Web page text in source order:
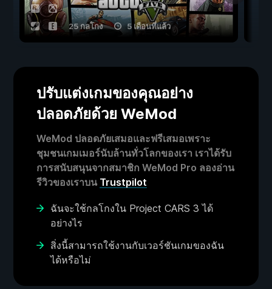
25 กลโกง 5 เดือนที่แล้ว
ปรับแต่งเกมของคุณอย่าง
ปลอดภัยด้วย WeMod
WeMod ปลอดภัยเสมอและฟรีเสมอเพราะ
ชุมชนเกมเมอร์นับล้านทั่วโลกของเรา เราได้รับ
การสนับสนุนจากสมาชิก WeMod Pro ลองอ่าน
รีวิวของเราบน Trustpilot
ฉันจะใช้กลโกงใน Project CARS 3 ได้
อย่างไร
สิ่งนี้สามารถใช้งานกับเวอร์ชันเกมของฉัน
ได้หรือไม่